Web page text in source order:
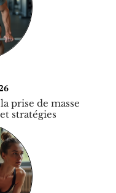
prise de masse
stratégies